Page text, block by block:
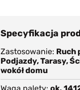
Specyfikacja
Zastosowanie Ruch
Podjazdy, Tarasy,
wokół domu